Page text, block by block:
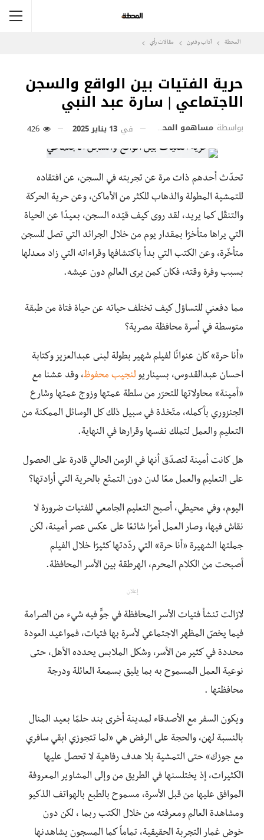
المحطة آداب وفنون مقالات رأي
حرية الفتيات بين الواقع والسجن
الاجتماعي | سارة عبد النبي
بواسطة مساهمو المحطة في 13 يناير 2025
تحدّث أحدهم ذات مرة عن تجربته في السجن، عن افتقاده
للتمشية المطولة والذهاب للكثر من الأماكن، وعن حرية الحركة
والتنقّل كما يريد، لقد روى كيف قيّده السجن، بعيدًا عن الحياة
التي يراها متأخرًا بمقدار يوم من خلال الجرائد التي تصل للسجن
متأخّرة، وعن الكتب التي بدأ باكتشافها وقراءاته التي زاد معدلها
بسبب وفرة وقته، فكان كمن يرى العالم دون عيشه.
مما دفعني للتساؤل كيف تختلف حياته عن حياة فتاة من طبقة
متوسطة في أسرة محافظة مصرية؟
«أنا حرة» كان عنوانًا لفيلم شهير بطولة لبنى عبدالعزيز وكتابة
احسان عبدالقدوس، بسيناريو لنجيب محفوظ، وقد عشنا مع
«أمينة» محاولاتها للتحرّر من سلطة عمتها وزوج عمتها وشارع
الجنزوري بأكمله، متّخذة في سبيل ذلك كل الوسائل الممكنة من
التعليم والعمل لتملك نفسها وقرارها في النهاية.
هل كانت أمينة لتصدّق أنها في الزمن الحالي قادرة على الحصول
على التعليم والعمل معًا لدن دون التمتّع بالحرية التي أرادتها؟
اليوم، وفي محيطي، أصبح التعليم الجامعي للفتيات ضرورة لا
نقاش فيها، وصار العمل أمرًا شائعًا على عكس عصر أمينة، لكن
جملتها الشهيرة «أنا حرة» التي ردّدتها كثيرًا خلال الفيلم
أصبحت من الكلام المحرم، الهرطقة بين الأسر المحافظة.
إعلان
لازالت تنشأ فتيات الأسر المحافظة في جوٍّ فيه شيء من الصرامة
فيما يخصّ المظهر الاجتماعي لأسرة بها فتيات، فمواعيد العودة
محددة في كثير من الأسر، وشكل الملابس يحدده الأهل، حتى
نوعية العمل المسموح به بما يليق بسمعة العائلة ودرجة
محافظتها .
ويكون السفر مع الأصدقاء لمدينة أخرى بند حلمًا بعيد المنال
بالنسبة لهن، والحجة على الرفض هي «لما تتجوزي ابقي سافري
مع جوزك» حتى التمشية بلا هدف رفاهية لا تحصل عليها
الكثيرات، إذ يختلسنها في الطريق من وإلى المشاوير المعروفة
الموافق عليها من قبل الأسرة، مسموح بالطبع بالهواتف الذكيو
ومشاهدة العالم ومعرفته من خلال الكتب ربما ، لكن دون
خوض غمار التجربة الحقيقية، تماماً كما المسجون يشاهدنها